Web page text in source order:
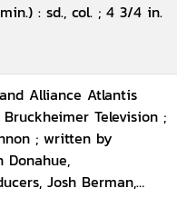
: sd., col. ; 4 3/4 in.
Alliance Atlantis
Television ;
; written by
Donahue,
Josh Berman,